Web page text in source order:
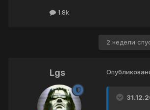
1.8k
2 недели
Lgs